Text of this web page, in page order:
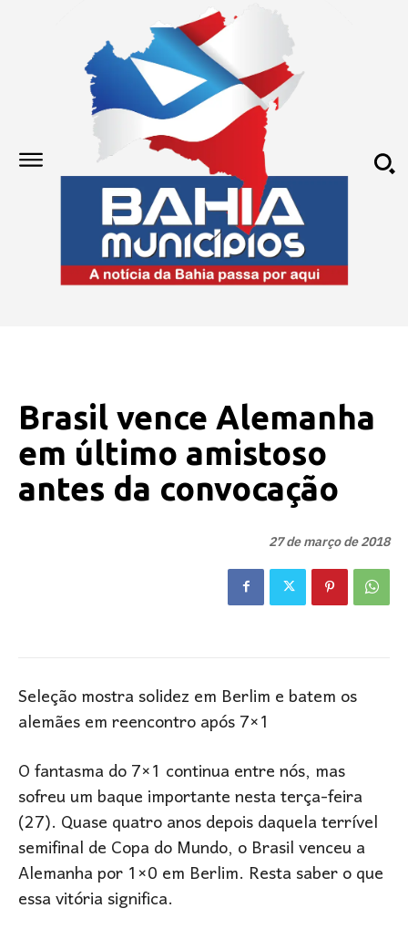
Brasil vence Alemanha
em último amistoso
antes da convocação
27 de março de 2018
Seleção mostra solidez em Berlim e batem os
alemães em reencontro após 7×1
O fantasma do 7×1 continua entre nós, mas
sofreu um baque importante nesta terça-feira
(27). Quase quatro anos depois daquela terrível
semifinal de Copa do Mundo, o Brasil venceu a
Alemanha por 1×0 em Berlim. Resta saber o que
essa vitória significa.